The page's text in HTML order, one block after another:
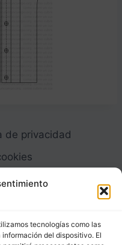
tecnologías como las
del dispositivo. El
de privacidad